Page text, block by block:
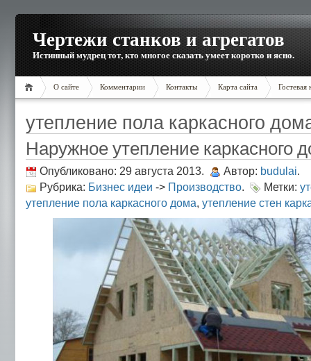
Чертежи станков и агрегатов
Истинный мудрец тот, кто многое сказать умеет коротко и ясно.
О сайте Комментарии Контакты Карта сайта Гостевая
утепление пола каркасного
Наружное утепление каркасного
Опубликовано: 29 августа 2013. Автор: budulai.
Рубрика: Бизнес идеи -> Производство. Метки:
утепление пола каркасного дома, утепление стен